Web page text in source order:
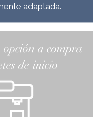
adaptada.
a compra
de inicio